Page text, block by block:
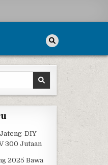
DIY
300 Jutaan
2025 Bawa